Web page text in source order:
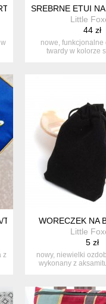
KRATA KRATKA
SREBRNE ETUI NA
Little
44 zł
nowe, funkcjonalne
twardy w kolorze
TOREBECZKA Z
z
WORECZEK NA
Little
5 zł
nowy, niewielki
wykonany z